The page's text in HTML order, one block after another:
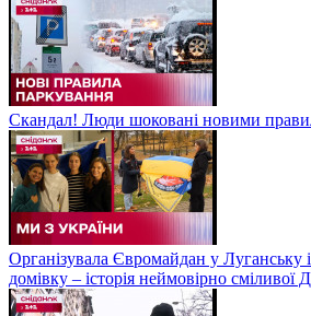
Скандал! Люди шоковані новими
Організувала Євромайдан у Луганську і
домівку – історія неймовірно сміливої